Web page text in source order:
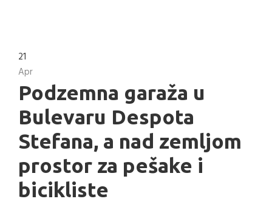
21
Apr
Podzemna garaža u
Bulevaru Despota
Stefana, a nad zemljom
prostor za pešake i
bicikliste